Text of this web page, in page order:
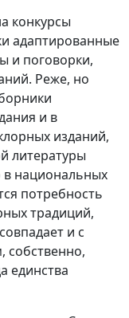
конкурсы
адаптированные
и поговорки,
Реже, но
и в
изданий,
литературы
в национальных
потребность
традиций,
и с
собственно,
единства